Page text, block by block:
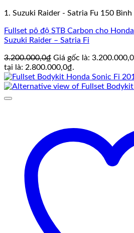
1. Suzuki Raider - Satria Fu 150 Bình
Fullset pô độ STB Carbon cho
Suzuki Raider – Satria Fi
3.200.000,0₫ Giá gốc là:
tại là: 2.800.000,0₫.